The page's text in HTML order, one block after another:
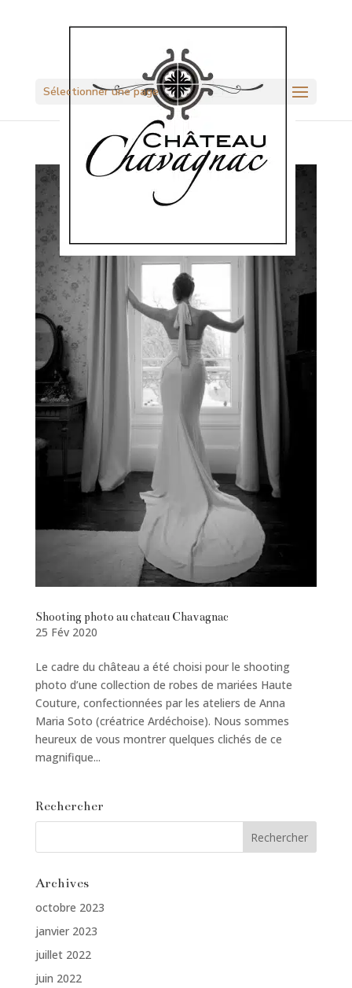
Sélectionner une page
Shooting photo au chateau Chavagnac
25 Fév 2020
Le cadre du château a été choisi pour le shooting
photo d’une collection de robes de mariées Haute
Couture, confectionnées par les ateliers de Anna
Maria Soto (créatrice Ardéchoise). Nous sommes
heureux de vous montrer quelques clichés de ce
magnifique...
Rechercher
Archives
octobre 2023
janvier 2023
juillet 2022
juin 2022